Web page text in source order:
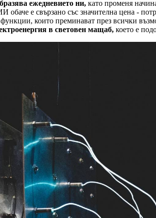
ежедневието ни, като променя
обаче е свързано със значителна цена -
които преминават през всички
в световен мащаб, което е